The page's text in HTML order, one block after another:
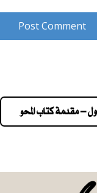
Post Comment
– مقدمة كتاب المحو